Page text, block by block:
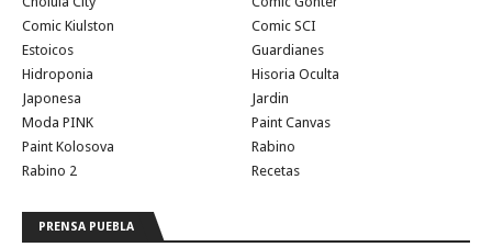
Comic Kiulston
Comic SCI
Estoicos
Guardianes
Hidroponia
Hisoria Oculta
Japonesa
Jardin
Moda PINK
Paint Canvas
Paint Kolosova
Rabino
Rabino 2
Recetas
PRENSA PUEBLA